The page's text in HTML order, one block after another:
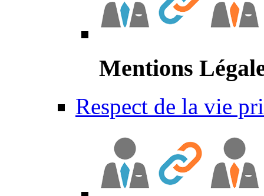
Mentions
Respect de la vie